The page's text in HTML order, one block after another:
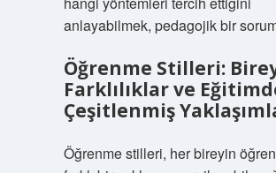
anlayabilmek, pedagojik bir
Öğrenme Stilleri:
Farklılıklar ve
Çeşitlenmiş
Öğrenme stilleri, her bireyin